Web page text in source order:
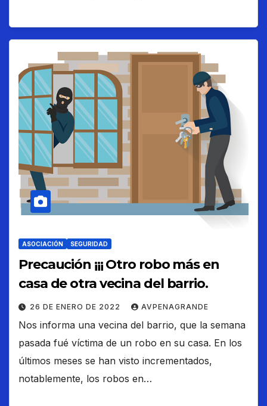
ASOCIACIÓN SEGURIDAD
Precaución ¡¡¡ Otro robo más en
casa de otra vecina del barrio.
26 DE ENERO DE 2022 AVPENAGRANDE
Nos informa una vecina del barrio, que la semana
pasada fué víctima de un robo en su casa. En los
últimos meses se han visto incrementados,
notablemente, los robos en…